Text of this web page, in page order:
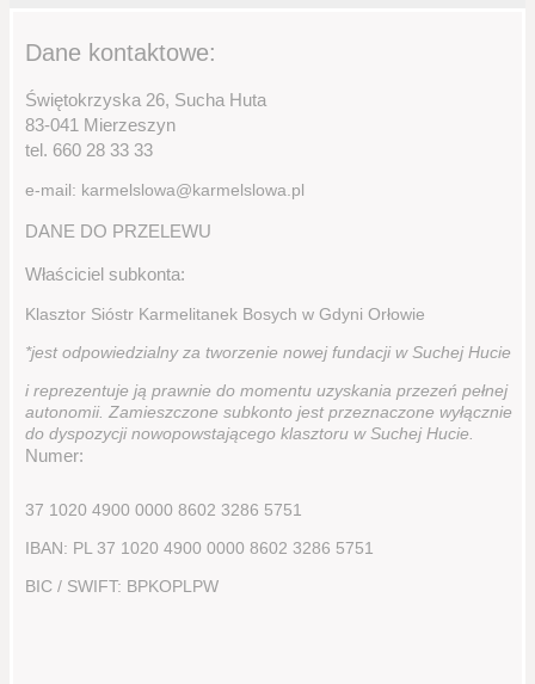
Dane kontaktowe:
Świętokrzyska 26, Sucha Huta
83-041 Mierzeszyn
tel. 660 28 33 33
e-mail: karmelslowa@karmelslowa.pl
DANE DO PRZELEWU
Właściciel subkonta:
Klasztor Sióstr Karmelitanek Bosych w Gdyni Orłowie
*jest odpowiedzialny za tworzenie nowej fundacji w Suchej Hucie
i reprezentuje ją prawnie do momentu uzyskania przezeń pełnej
autonomii. Zamieszczone subkonto jest przeznaczone wyłącznie
do dyspozycji nowopowstającego klasztoru w Suchej Hucie.
Numer:
37 1020 4900 0000 8602 3286 5751
IBAN: PL 37 1020 4900 0000 8602 3286 5751
BIC / SWIFT: BPKOPLPW